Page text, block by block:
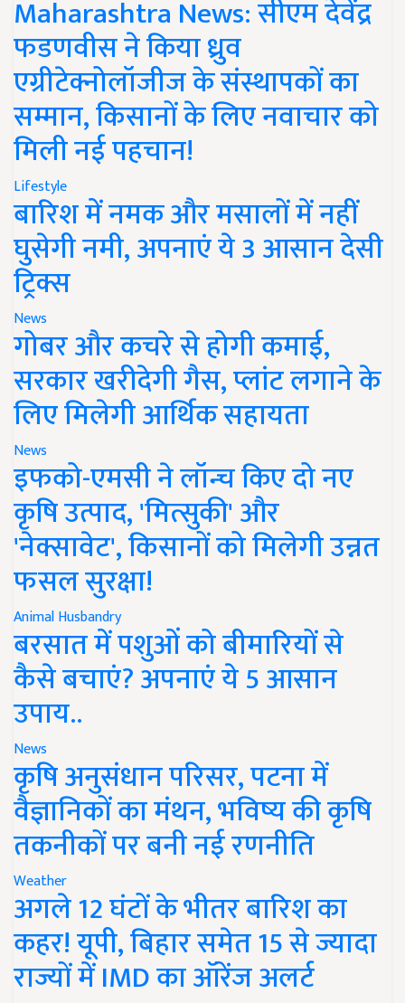
Maharashtra News: सीएम देवेंद्र
फडणवीस ने किया ध्रुव
एग्रीटेक्नोलॉजीज के संस्थापकों का
सम्मान, किसानों के लिए नवाचार को
मिली नई पहचान!
Lifestyle
बारिश में नमक और मसालों में नहीं
घुसेगी नमी, अपनाएं ये 3 आसान देसी
ट्रिक्स
News
गोबर और कचरे से होगी कमाई,
सरकार खरीदेगी गैस, प्लांट लगाने के
लिए मिलेगी आर्थिक सहायता
News
इफको-एमसी ने लॉन्च किए दो नए
कृषि उत्पाद, 'मित्सुकी' और
'नेक्सावेट', किसानों को मिलेगी उन्नत
फसल सुरक्षा!
Animal Husbandry
बरसात में पशुओं को बीमारियों से
कैसे बचाएं? अपनाएं ये 5 आसान
उपाय..
News
कृषि अनुसंधान परिसर, पटना में
वैज्ञानिकों का मंथन, भविष्य की कृषि
तकनीकों पर बनी नई रणनीति
Weather
अगले 12 घंटों के भीतर बारिश का
कहर! यूपी, बिहार समेत 15 से ज्यादा
राज्यों में IMD का ऑरेंज अलर्ट